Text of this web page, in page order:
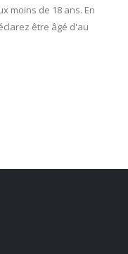
moins de 18 ans. En
être âgé d'au